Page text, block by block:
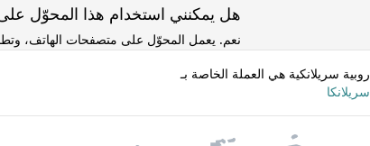
هل يمكنني استخدام هذا المحوّل
نعم. يعمل المحوّل على متصفحات الهاتف،
روبية سريلانكية هي العملة الخاصة بـ
سريلانكا